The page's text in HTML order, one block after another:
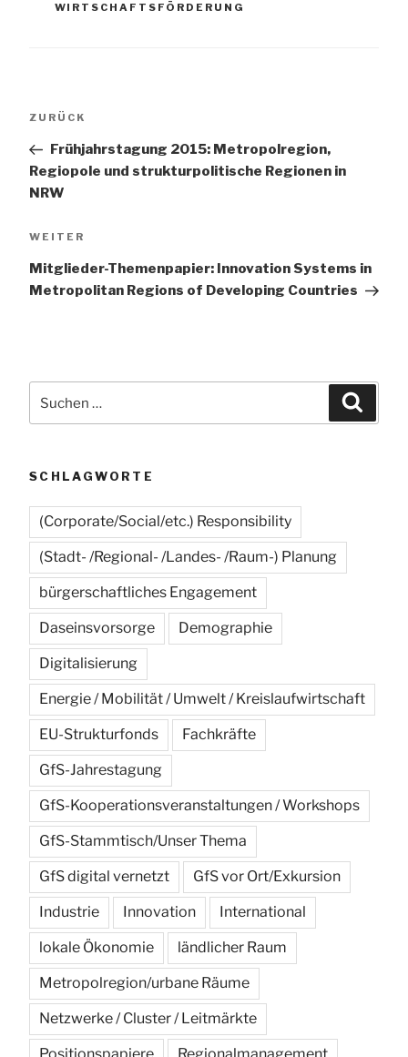
WIRTSCHAFTSFÖRDERUNG
Vorheriger
ZURÜCK
Frühjahrstagung 2015: Metropolregion,
Regiopole und strukturpolitische Regionen in
NRW
Nächster
WEITER
Mitglieder-Themenpapier: Innovation Systems in
Metropolitan Regions of Developing Countries
nach:
SCHLAGWORTE
(Corporate/Social/etc.) Responsibility
(Stadt- /Regional- /Landes- /Raum-) Planung
bürgerschaftliches Engagement
Daseinsvorsorge Demographie
Digitalisierung
Energie / Mobilität / Umwelt / Kreislaufwirtschaft
EU-Strukturfonds Fachkräfte
GfS-Jahrestagung
GfS-Kooperationsveranstaltungen / Workshops
GfS-Stammtisch/Unser Thema
GfS digital vernetzt GfS vor Ort/Exkursion
Industrie Innovation International
lokale Ökonomie ländlicher Raum
Metropolregion/urbane Räume
Netzwerke / Cluster / Leitmärkte
Positionspapiere Regionalmanagement